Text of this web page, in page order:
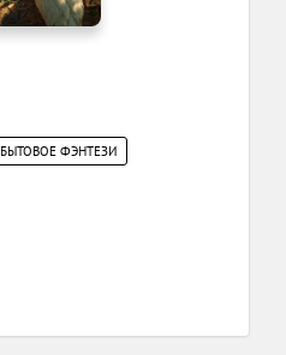
БЫТОВОЕ ФЭНТЕЗИ